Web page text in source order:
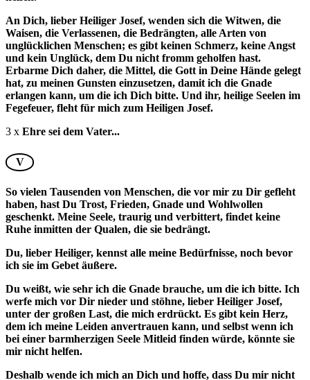
An Dich, lieber Heiliger Josef, wenden sich die Witwen, die
Waisen, die Verlassenen, die Bedrängten, alle Arten von
unglücklichen Menschen; es gibt keinen Schmerz, keine Angst
und kein Unglück, dem Du nicht fromm geholfen hast.
Erbarme Dich daher, die Mittel, die Gott in Deine Hände gelegt
hat, zu meinen Gunsten einzusetzen, damit ich die Gnade
erlangen kann, um die ich Dich bitte. Und ihr, heilige Seelen im
Fegefeuer, fleht für mich zum Heiligen Josef.
3 x Ehre sei dem Vater...
V
So vielen Tausenden von Menschen, die vor mir zu Dir gefleht
haben, hast Du Trost, Frieden, Gnade und Wohlwollen
geschenkt. Meine Seele, traurig und verbittert, findet keine
Ruhe inmitten der Qualen, die sie bedrängt.
Du, lieber Heiliger, kennst alle meine Bedürfnisse, noch bevor
ich sie im Gebet äußere.
Du weißt, wie sehr ich die Gnade brauche, um die ich bitte. Ich
werfe mich vor Dir nieder und stöhne, lieber Heiliger Josef,
unter der großen Last, die mich erdrückt. Es gibt kein Herz,
dem ich meine Leiden anvertrauen kann, und selbst wenn ich
bei einer barmherzigen Seele Mitleid finden würde, könnte sie
mir nicht helfen.
Deshalb wende ich mich an Dich und hoffe, dass Du mir nicht